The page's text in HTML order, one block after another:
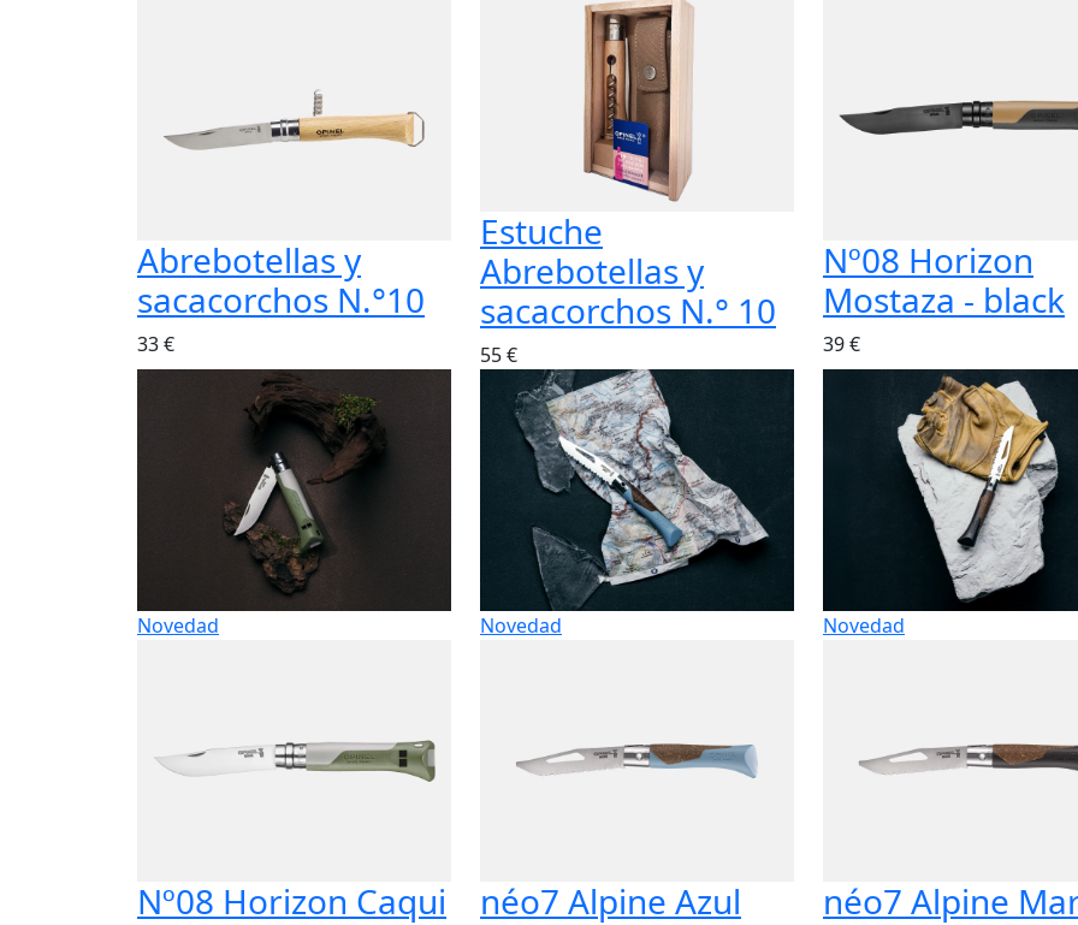
Abrebotellas y
sacacorchos N.°10
33 €
Estuche
Abrebotellas y
sacacorchos N.° 10
55 €
Nº08 Horizon
Mostaza - black
39 €
Novedad
Nº08 Horizon Caqui
Novedad
néo7 Alpine Azul
Novedad
néo7 Alpine